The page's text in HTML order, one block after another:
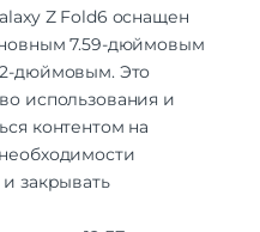
Z Fold6 оснащен
7.59-дюймовым
дюймовым. Это
использования и
контентом на
закрывать